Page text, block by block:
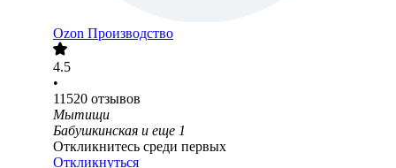
Ozon Производство
4.5
•
11520 отзывов
Мытищи
Бабушкинская и еще 1
Откликнитесь среди первых
Откликнуться